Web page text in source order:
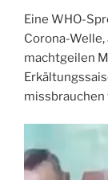
Eine WHO-
Corona-
machtgeilen
missbrauchen